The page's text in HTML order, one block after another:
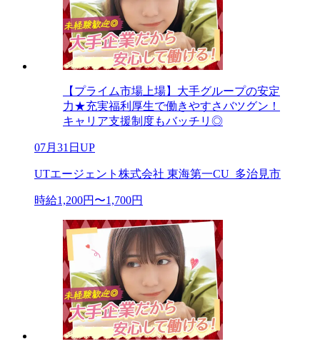
【プライム市場上場】大手グループの安定
力★充実福利厚生で働きやすさバツグン！
キャリア支援制度もバッチリ◎
07月31日UP
UTエージェント株式会社 東海第一CU_多治見市
時給1,200円〜1,700円